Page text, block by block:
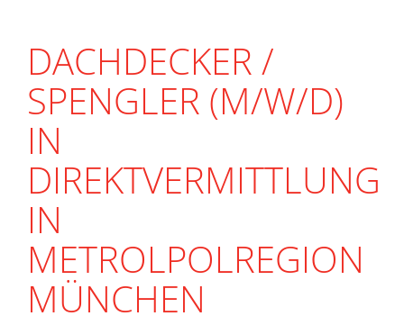
DACHDECKER /
SPENGLER (M/W/D)
IN
DIREKTVERMITTLUNG
IN
METROLPOLREGION
MÜNCHEN